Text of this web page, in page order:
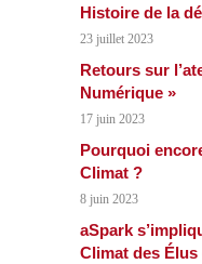
Histoire de la
23 juillet 2023
Retours sur
Numérique »
17 juin 2023
Pourquoi
Climat ?
8 juin 2023
aSpark
Climat des